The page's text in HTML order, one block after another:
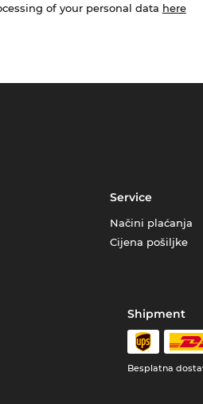
of your personal data here
Service
Načini plaćanja
Cijena pošiljke
Shipment
Besplatna